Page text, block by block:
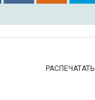
РАСПЕЧАТАТЬ